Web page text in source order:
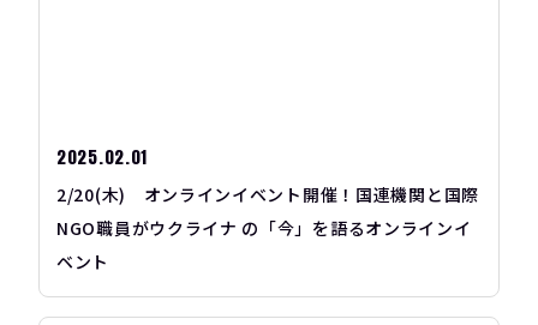
2025.02.01
2/20(木) オンラインイベント開催！国連機関と国際
NGO職員がウクライナ の「今」を語るオンラインイ
ベント